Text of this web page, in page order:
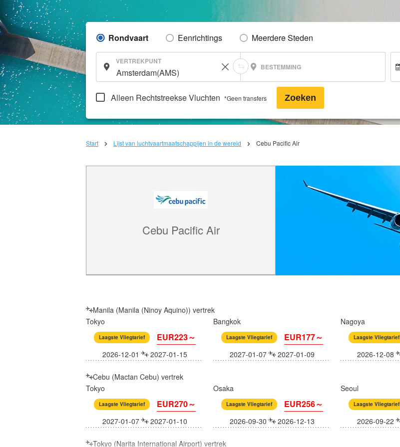
Rondvaart Eenrichtings Meerdere Steden
VERTREKPUNT
BESTEMMING
Alleen Rechtstreekse Vluchten *Geen transfers Zoeken
Start Lijst van luchtvaartmaatschappijen in de wereld Cebu Pacific Air
Cebu Pacific Air
Manila (Manila (Ninoy Aquino)) vertrek
Tokyo
Laagste Vliegtarief EUR223～
2026-12-01 2027-01-15
Bangkok
Laagste Vliegtarief EUR177～
2027-01-07 2027-01-09
Nagoya
Laagste Vliegtarief
2026-12-08
Cebu (Mactan Cebu) vertrek
Tokyo
Laagste Vliegtarief EUR270～
2027-01-07 2027-01-10
Osaka
Laagste Vliegtarief EUR256～
2026-09-30 2026-12-13
Seoul
Laagste Vliegtarief
2026-09-22
Tokyo (Narita International Airport) vertrek